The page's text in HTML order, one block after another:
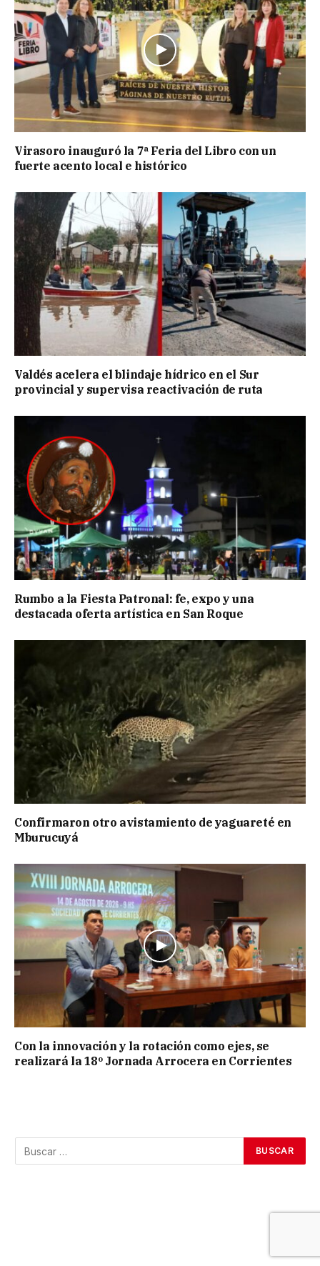
Virasoro inauguró la 7ª Feria del Libro con un
fuerte acento local e histórico
Valdés acelera el blindaje hídrico en el Sur
provincial y supervisa reactivación de ruta
Rumbo a la Fiesta Patronal: fe, expo y una
destacada oferta artística en San Roque
Confirmaron otro avistamiento de yaguareté en
Mburucuyá
Con la innovación y la rotación como ejes, se
realizará la 18º Jornada Arrocera en Corrientes